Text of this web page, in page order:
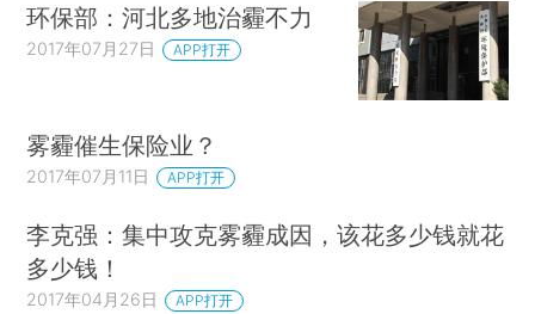
环保部：河北多地治霾不力
2017年07月27日 APP打开
雾霾催生保险业？
2017年07月11日 APP打开
李克强：集中攻克雾霾成因，该花多少钱就花
多少钱！
2017年04月26日 APP打开